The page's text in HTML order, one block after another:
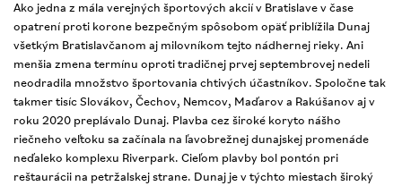
Ako jedna z mála verejných športových akcií v Bratislave v čase
opatrení proti korone bezpečným spôsobom opäť priblížila Dunaj
všetkým Bratislavčanom aj milovníkom tejto nádhernej rieky. Ani
menšia zmena termínu oproti tradičnej prvej septembrovej nedeli
neodradila množstvo športovania chtivých účastníkov. Spoločne tak
takmer tisíc Slovákov, Čechov, Nemcov, Maďarov a Rakúšanov aj v
roku 2020 preplávalo Dunaj. Plavba cez široké koryto nášho
riečneho veľtoku sa začínala na ľavobrežnej dunajskej promenáde
neďaleko komplexu Riverpark. Cieľom plavby bol pontón pri
reštaurácii na petržalskej strane. Dunaj je v týchto miestach široký